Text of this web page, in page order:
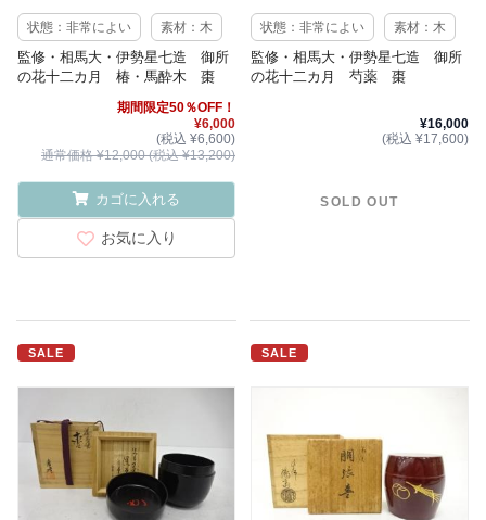
状態：非常によい 素材：木
監修・相馬大・伊勢星七造 御所
の花十二カ月 椿・馬酔木 棗
期間限定50％OFF！
¥6,000
(税込 ¥6,600)
通常価格 ¥12,000 (税込 ¥13,200)
カゴに入れる
お気に入り
状態：非常によい 素材：木
監修・相馬大・伊勢星七造 御所
の花十二カ月 芍薬 棗
¥16,000
(税込 ¥17,600)
SOLD OUT
SALE SALE